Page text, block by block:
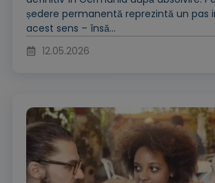
ședere permanentă reprezintă un pas
acest sens – însă...
12.05.2026